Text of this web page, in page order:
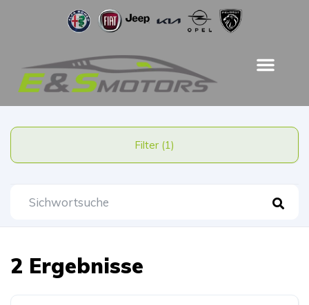
Filter (1)
2 Ergebnisse